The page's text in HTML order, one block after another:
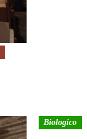
Biologico